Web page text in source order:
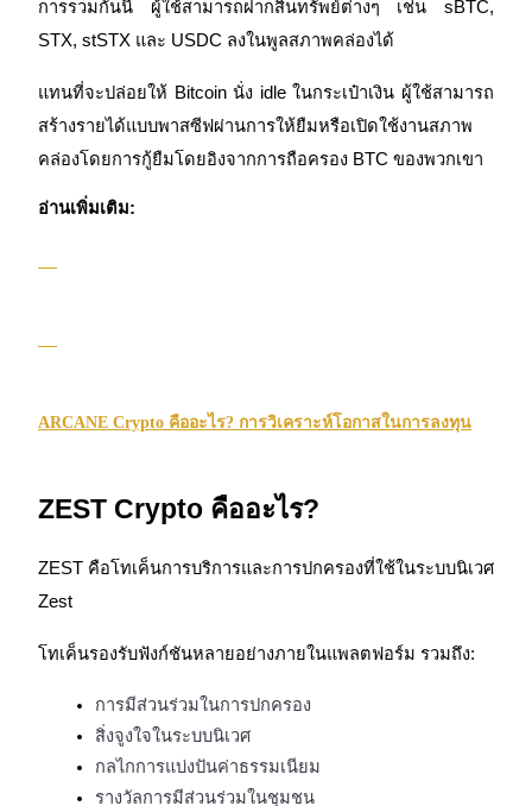
คู่มือเริ่มต้นฟิวเจอร์ส
การรวมกันนี้ ผู้ใช้สามารถฝากสินทรัพย์ต่างๆ เช่น sBTC,
STX, stSTX และ USDC ลงในพูลสภาพคล่องได้
แทนที่จะปล่อยให้ Bitcoin นั่ง idle ในกระเป๋าเงิน ผู้ใช้สามารถ
สร้างรายได้แบบพาสซีฟผ่านการให้ยืมหรือเปิดใช้งานสภาพ
คล่องโดยการกู้ยืมโดยอิงจากการถือครอง BTC ของพวกเขา
อ่านเพิ่มเติม:
ARCANE Crypto คืออะไร? การวิเคราะห์โอกาสในการลงทุน
ZEST Crypto คืออะไร?
ZEST คือโทเค็นการบริการและการปกครองที่ใช้ในระบบนิเวศ
Zest
โทเค็นรองรับฟังก์ชันหลายอย่างภายในแพลตฟอร์ม รวมถึง:
การมีส่วนร่วมในการปกครอง
สิ่งจูงใจในระบบนิเวศ
กลไกการแบ่งปันค่าธรรมเนียม
รางวัลการมีส่วนร่วมในชุมชน